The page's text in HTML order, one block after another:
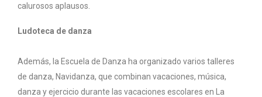
calurosos aplausos.
Ludoteca de danza
Además, la Escuela de Danza ha organizado varios talleres
de danza, Navidanza, que combinan vacaciones, música,
danza y ejercicio durante las vacaciones escolares en La